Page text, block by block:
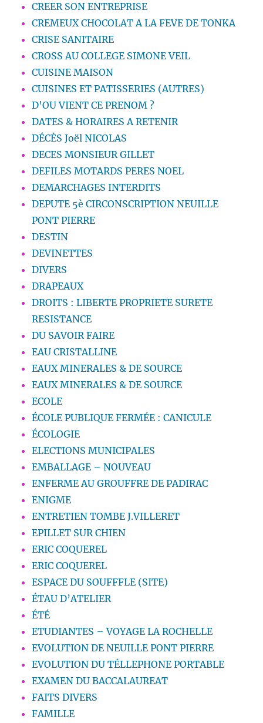
CREER SON ENTREPRISE
CREMEUX CHOCOLAT A LA FEVE DE TONKA
CRISE SANITAIRE
CROSS AU COLLEGE SIMONE VEIL
CUISINE MAISON
CUISINES ET PATISSERIES (AUTRES)
D'OU VIENT CE PRENOM ?
DATES & HORAIRES A RETENIR
DÉCÈS Joël NICOLAS
DECES MONSIEUR GILLET
DEFILES MOTARDS PERES NOEL
DEMARCHAGES INTERDITS
DEPUTE 5è CIRCONSCRIPTION NEUILLE
PONT PIERRE
DESTIN
DEVINETTES
DIVERS
DRAPEAUX
DROITS : LIBERTE PROPRIETE SURETE
RESISTANCE
DU SAVOIR FAIRE
EAU CRISTALLINE
EAUX MINERALES & DE SOURCE
EAUX MINERALES & DE SOURCE
ECOLE
ÉCOLE PUBLIQUE FERMÉE : CANICULE
ÉCOLOGIE
ELECTIONS MUNICIPALES
EMBALLAGE – NOUVEAU
ENFERME AU GROUFFRE DE PADIRAC
ENIGME
ENTRETIEN TOMBE J.VILLERET
EPILLET SUR CHIEN
ERIC COQUEREL
ERIC COQUEREL
ESPACE DU SOUFFFLE (SITE)
ÉTAU D’ATELIER
ÉTÉ
ETUDIANTES – VOYAGE LA ROCHELLE
EVOLUTION DE NEUILLE PONT PIERRE
EVOLUTION DU TÉLLEPHONE PORTABLE
EXAMEN DU BACCALAUREAT
FAITS DIVERS
FAMILLE